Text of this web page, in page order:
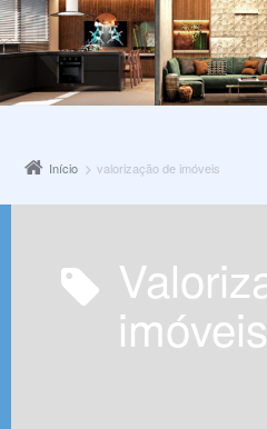
Início valorização de imóveis
valorização de
imóveis